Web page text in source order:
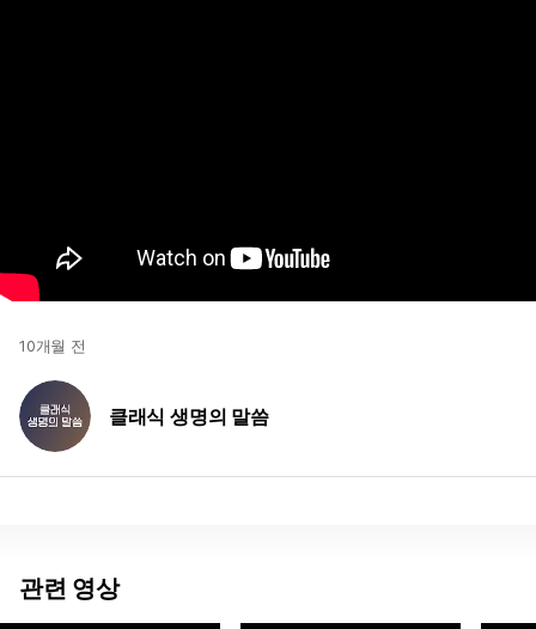
10개월 전
클래식 생명의 말씀
관련 영상